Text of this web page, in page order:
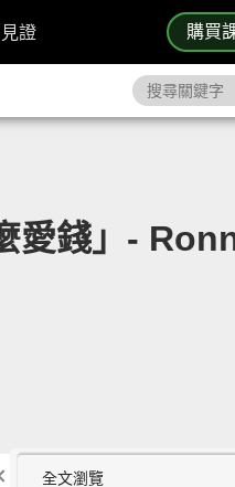
購買
證
愛錢」-
全文瀏覽